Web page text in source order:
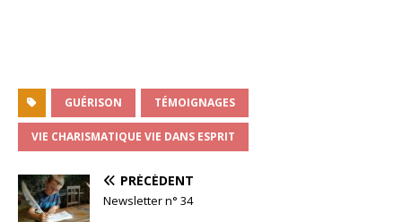
GUÉRISON TÉMOIGNAGES
VIE CHARISMATIQUE VIE DANS ESPRIT
PRÉCÉDENT
Newsletter n° 34